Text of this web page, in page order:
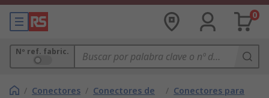
0
Nº ref. fabric.
/ Conectores / Conectores de
/ Conectores para